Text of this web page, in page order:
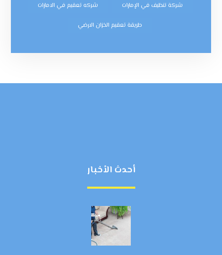
شركة تنظيف في الإمارات شركه تعقيم في الامارات
طريقة تعقيم الخزان الارضي
أحدث الأخبار